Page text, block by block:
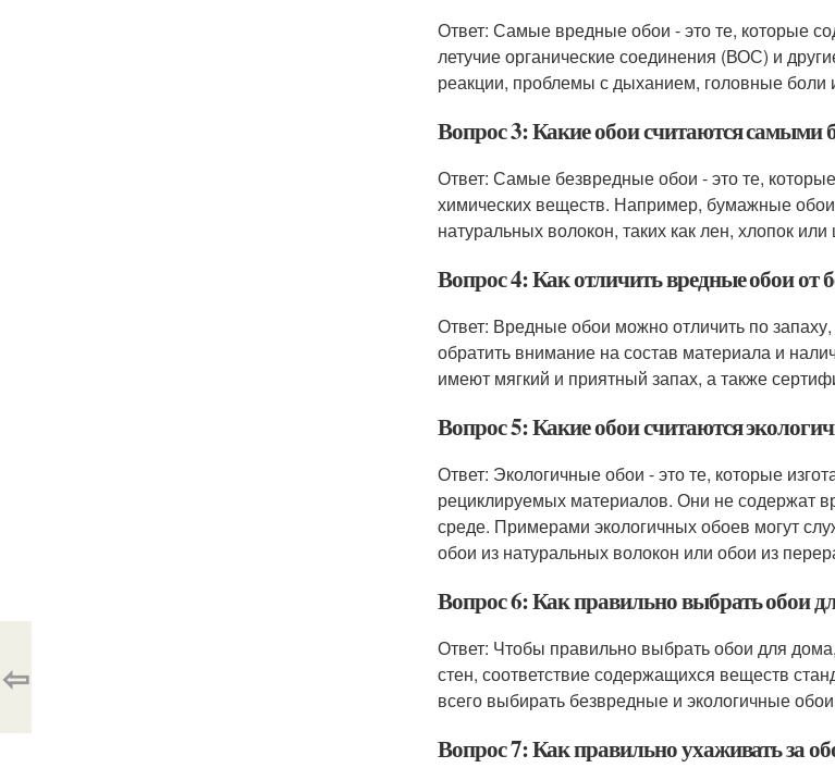
Ответ: Самые вредные обои - это те, которые
летучие органические соединения (ВОС) и
реакции, проблемы с дыханием, головные
Вопрос 3: Какие обои считаются самыми
Ответ: Самые безвредные обои - это те,
химических веществ. Например, бумажные
натуральных волокон, таких как лен, хлопок или
Вопрос 4: Как отличить вредные обои от
Ответ: Вредные обои можно отличить по
обратить внимание на состав материала и
имеют мягкий и приятный запах, а также
Вопрос 5: Какие обои считаются
Ответ: Экологичные обои - это те, которые
рециклируемых материалов. Они не содержат
среде. Примерами экологичных обоев могут
обои из натуральных волокон или обои из
Вопрос 6: Как правильно выбрать обои
Ответ: Чтобы правильно выбрать обои для
стен, соответствие содержащихся веществ
всего выбирать безвредные и экологичные
Вопрос 7: Как правильно ухаживать за
⇦